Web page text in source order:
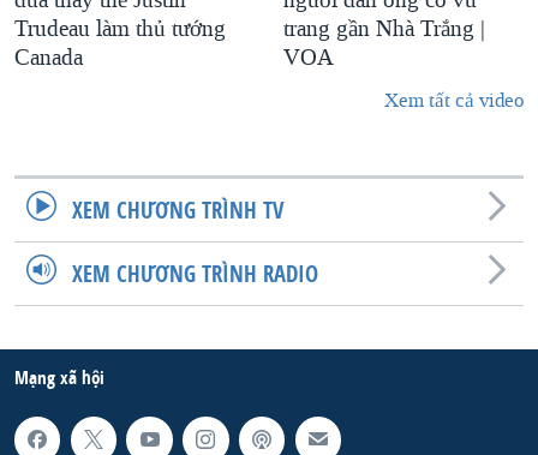
Trudeau làm thủ tướng
Canada
trang gần Nhà Trắng |
VOA
Xem tất cả video
XEM CHƯƠNG TRÌNH TV
XEM CHƯƠNG TRÌNH RADIO
Mạng xã hội